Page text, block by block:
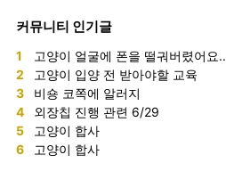
커뮤니티 인기글
1 고양이 얼굴에 폰을 떨궈버렸어요..
2 고양이 입양 전 받아야할 교육
3 비숑 코쪽에 알러지
4 외장칩 진행 관련 6/29
5 고양이 합사
6 고양이 합사